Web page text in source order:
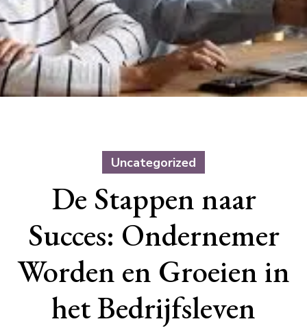
Uncategorized
De Stappen naar
Succes: Ondernemer
Worden en Groeien in
het Bedrijfsleven